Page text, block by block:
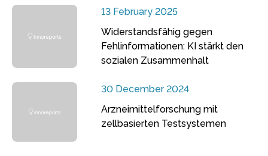
13 February 2025
Widerstandsfähig gegen
Fehlinformationen: KI stärkt den
sozialen Zusammenhalt
30 December 2024
Arzneimittelforschung mit
zellbasierten Testsystemen